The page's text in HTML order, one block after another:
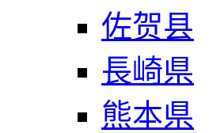
佐贺县
長崎県
熊本県